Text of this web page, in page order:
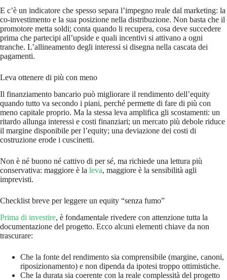
E c’è un indicatore che spesso separa l’impegno reale dal marketing: la
co-investimento e la sua posizione nella distribuzione. Non basta che il
promotore metta soldi; conta quando li recupera, cosa deve succedere
prima che partecipi all’upside e quali incentivi si attivano a ogni
tranche. L’allineamento degli interessi si disegna nella cascata dei
pagamenti.
Leva ottenere di più con meno
Il finanziamento bancario può migliorare il rendimento dell’equity
quando tutto va secondo i piani, perché permette di fare di più con
meno capitale proprio. Ma la stessa leva amplifica gli scostamenti: un
ritardo allunga interessi e costi finanziari; un mercato più debole riduce
il margine disponibile per l’equity; una deviazione dei costi di
costruzione erode i cuscinetti.
Non è né buono né cattivo di per sé, ma richiede una lettura più
conservativa: maggiore è la leva, maggiore è la sensibilità agli
imprevisti.
Checklist breve per leggere un equity “senza fumo”
Prima di investire, è fondamentale rivedere con attenzione tutta la
documentazione del progetto. Ecco alcuni elementi chiave da non
trascurare:
Che la fonte del rendimento sia comprensibile (margine, canoni,
riposizionamento) e non dipenda da ipotesi troppo ottimistiche.
Che la durata sia coerente con la reale complessità del progetto